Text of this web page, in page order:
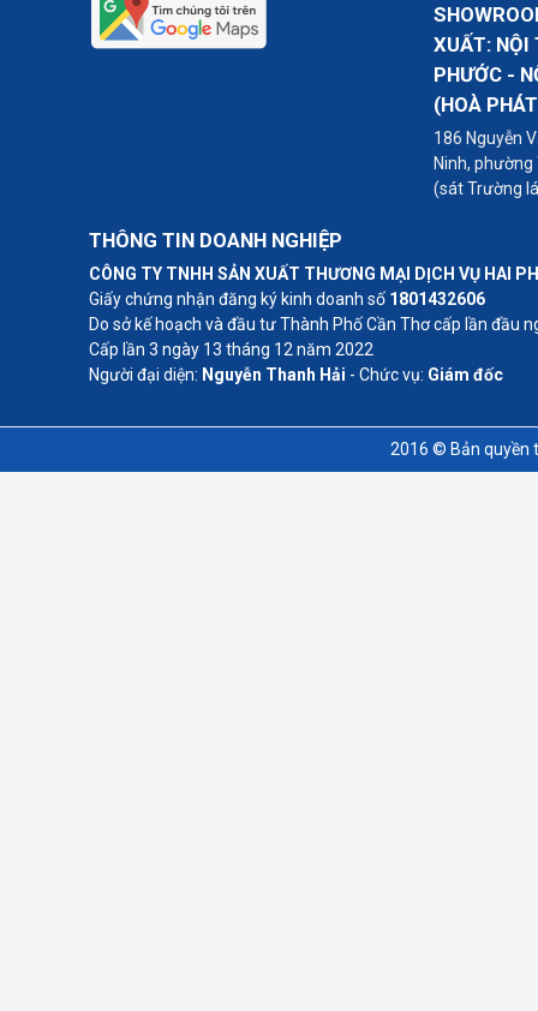
XUẤT: NỘI
PHƯỚC -
(HOÀ
186 Nguyễn
Ninh,
(sát Trường
THÔNG TIN DOANH NGHIỆP
CÔNG TY TNHH SẢN XUẤT THƯƠNG MẠI DỊCH VỤ HAI
Giấy chứng nhận đăng ký kinh doanh số 1801432606
Do sở kế hoạch và đầu tư Thành Phố Cần Thơ cấp lần đầu
Cấp lần 3 ngày 13 tháng 12 năm 2022
Người đại diện: Nguyễn Thanh Hải - Chức vụ: Giám đốc
2016 © Bản quyền